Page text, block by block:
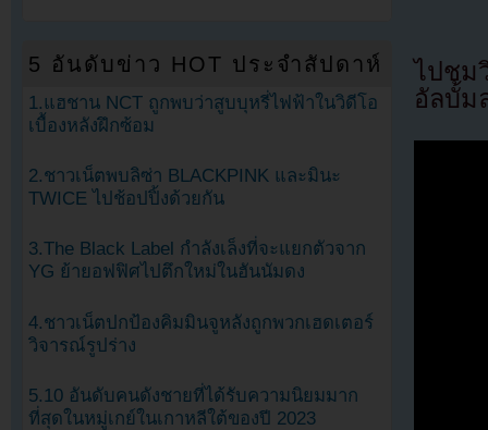
ไปชม
อัลบั้ม
5 อันดับข่าว HOT ประจำสัปดาห์
1.แฮชาน NCT ถูกพบว่าสูบบุหรี่ไฟฟ้าในวิดีโอ
เบื้องหลังฝึกซ้อม
2.ชาวเน็ตพบลิซ่า BLACKPINK และมินะ
TWICE ไปช้อปปิ้งด้วยกัน
3.The Black Label กำลังเล็งที่จะแยกตัวจาก
YG ย้ายอฟฟิศไปตึกใหม่ในฮันนัมดง
4.ชาวเน็ตปกป้องคิมมินจูหลังถูกพวกเฮดเตอร์
วิจารณ์รูปร่าง
5.10 อันดับคนดังชายที่ได้รับความนิยมมาก
ที่สุดในหมู่เกย์ในเกาหลีใต้ของปี 2023